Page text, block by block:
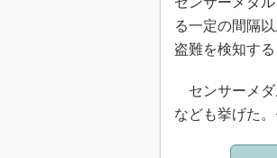
る一定の間隔
盗難を検知す
センサーメダ
なども挙げた